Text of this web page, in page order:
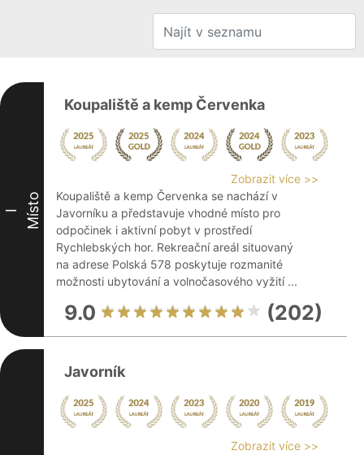
I Místo
Koupaliště a kemp Červenka
Zobrazit více >>
Koupaliště a kemp Červenka se nachází v
Javorníku a představuje vhodné místo pro
odpočinek i aktivní pobyt v prostředí
Rychlebských hor. Rekreační areál situovaný
na adrese Polská 578 poskytuje rozmanité
možnosti ubytování a volnočasového vyžití ...
9.0 (202)
Javorník
Zobrazit více >>